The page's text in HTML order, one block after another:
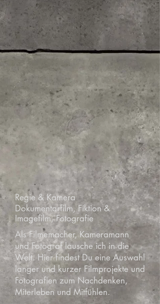
Regie & Kamera
Dokumentarfilm, Fiktion &
Imagefilm, Fotografie
Als Filmemacher, Kameramann
und Fotograf lausche ich in die
Welt. Hier findest Du eine Auswahl
langer und kurzer Filmprojekte und
Fotografien zum Nachdenken,
Miterleben und Mitfühlen.